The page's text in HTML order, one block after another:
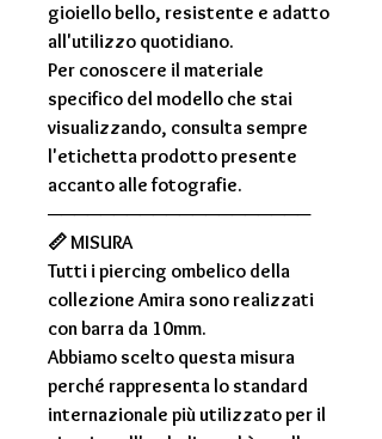
gioiello bello, resistente e adatto
all'utilizzo quotidiano.
Per conoscere il materiale
specifico del modello che stai
visualizzando, consulta sempre
l'etichetta prodottopresente
accanto alle fotografie.
────────────────────
📏MISURA
Tutti ipiercing ombelico della
collezione Amira sono realizzati
conbarra da 10mm.
Abbiamo scelto questa misura
perché rappresenta lo standard
internazionale più utilizzatoper il